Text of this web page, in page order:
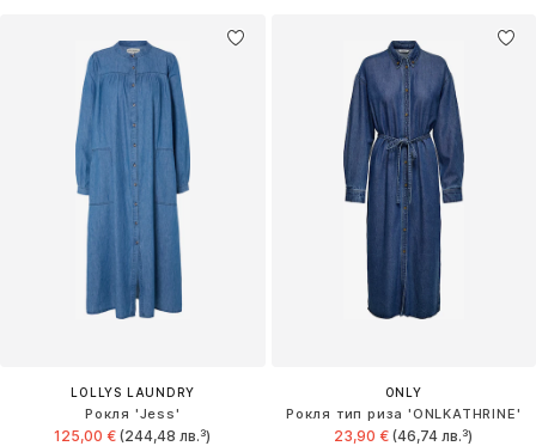
LOLLYS LAUNDRY
Рокля 'Jess'
125,00 € (244,48 лв.³)
ONLY
Рокля тип риза 'ONLKATHRINE'
23,90 € (46,74 лв.³)